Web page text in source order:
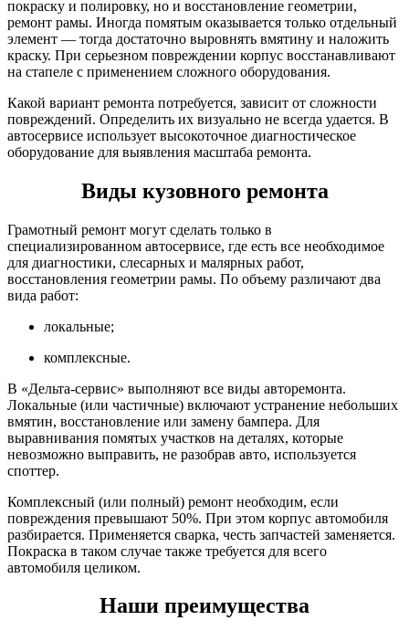
покраску и полировку, но и восстановление геометрии,
ремонт рамы. Иногда помятым оказывается только отдельный
элемент — тогда достаточно выровнять вмятину и наложить
краску. При серьезном повреждении корпус восстанавливают
на стапеле с применением сложного оборудования.
Какой вариант ремонта потребуется, зависит от сложности
повреждений. Определить их визуально не всегда удается. В
автосервисе использует высокоточное диагностическое
оборудование для выявления масштаба ремонта.
Виды кузовного ремонта
Грамотный ремонт могут сделать только в
специализированном автосервисе, где есть все необходимое
для диагностики, слесарных и малярных работ,
восстановления геометрии рамы. По объему различают два
вида работ:
локальные;
комплексные.
В «Дельта-сервис» выполняют все виды авторемонта.
Локальные (или частичные) включают устранение небольших
вмятин, восстановление или замену бампера. Для
выравнивания помятых участков на деталях, которые
невозможно выправить, не разобрав авто, используется
споттер.
Комплексный (или полный) ремонт необходим, если
повреждения превышают 50%. При этом корпус автомобиля
разбирается. Применяется сварка, честь запчастей заменяется.
Покраска в таком случае также требуется для всего
автомобиля целиком.
Наши преимущества